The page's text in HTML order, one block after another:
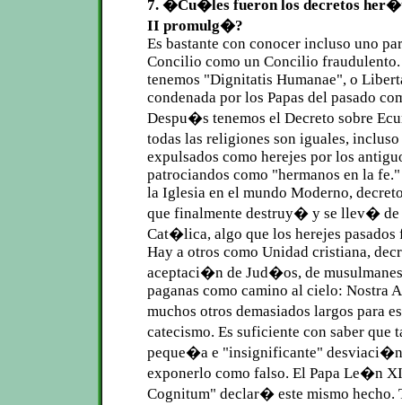
7. �Cu�les fueron los decretos
II promulg�?
Es bastante con conocer incluso uno
Concilio como un Concilio
tenemos "Dignitatis Humanae", o
condenada por los Papas del pasado
Despu�s tenemos el Decreto sobre
todas las religiones son iguales,
expulsados como herejes por los
patrociandos como "hermanos en la
la Iglesia en el mundo Moderno,
que finalmente destruy� y se llev� de
Cat�lica, algo que los herejes pasados
Hay a otros como Unidad cristiana,
aceptaci�n de Jud�os, de
paganas como camino al cielo: Nostra
muchos otros demasiados largos para
catecismo. Es suficiente con saber que
peque�a e "insignificante" desviaci�n
exponerlo como falso. El Papa Le�n
Cognitum" declar� este mismo